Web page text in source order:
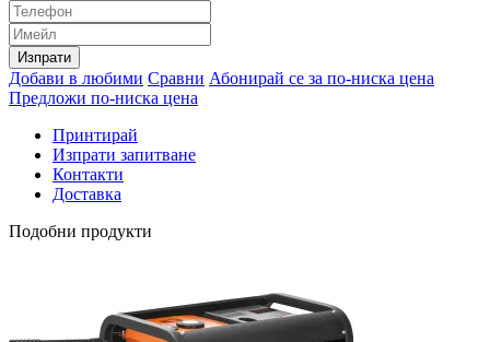
Изпрати
Добави в любими Сравни Абонирай се за по-ниска цена
Предложи по-ниска цена
Принтирай
Изпрати запитване
Контакти
Доставка
Подобни продукти